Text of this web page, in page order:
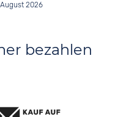
2026
bezahlen